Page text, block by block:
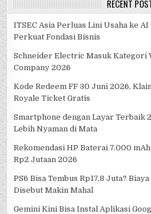
RECENT
ITSEC Asia Perluas Lini Usaha ke
Perkuat Fondasi Bisnis
Schneider Electric Masuk Kategori
Company 2026
Kode Redeem FF 30 Juni 2026,
Royale Ticket Gratis
Smartphone dengan Layar Terbaik
Lebih Nyaman di Mata
Rekomendasi HP Baterai 7.000
Rp2 Jutaan 2026
PS6 Bisa Tembus Rp17,8 Juta?
Disebut Makin Mahal
Gemini Kini Bisa Instal Aplikasi